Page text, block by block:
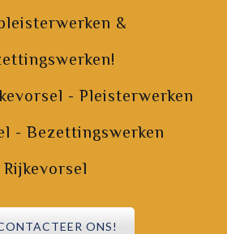
&
- Pleisterwerken
- Bezettingswerken
Rijkevorsel
ONS!